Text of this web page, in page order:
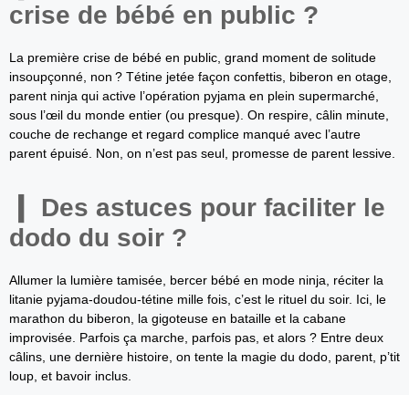
crise de bébé en public ?
La première crise de bébé en public, grand moment de solitude
insoupçonné, non ? Tétine jetée façon confettis, biberon en otage,
parent ninja qui active l’opération pyjama en plein supermarché,
sous l’œil du monde entier (ou presque). On respire, câlin minute,
couche de rechange et regard complice manqué avec l’autre
parent épuisé. Non, on n’est pas seul, promesse de parent lessive.
Des astuces pour faciliter le
dodo du soir ?
Allumer la lumière tamisée, bercer bébé en mode ninja, réciter la
litanie pyjama-doudou-tétine mille fois, c’est le rituel du soir. Ici, le
marathon du biberon, la gigoteuse en bataille et la cabane
improvisée. Parfois ça marche, parfois pas, et alors ? Entre deux
câlins, une dernière histoire, on tente la magie du dodo, parent, p’tit
loup, et bavoir inclus.